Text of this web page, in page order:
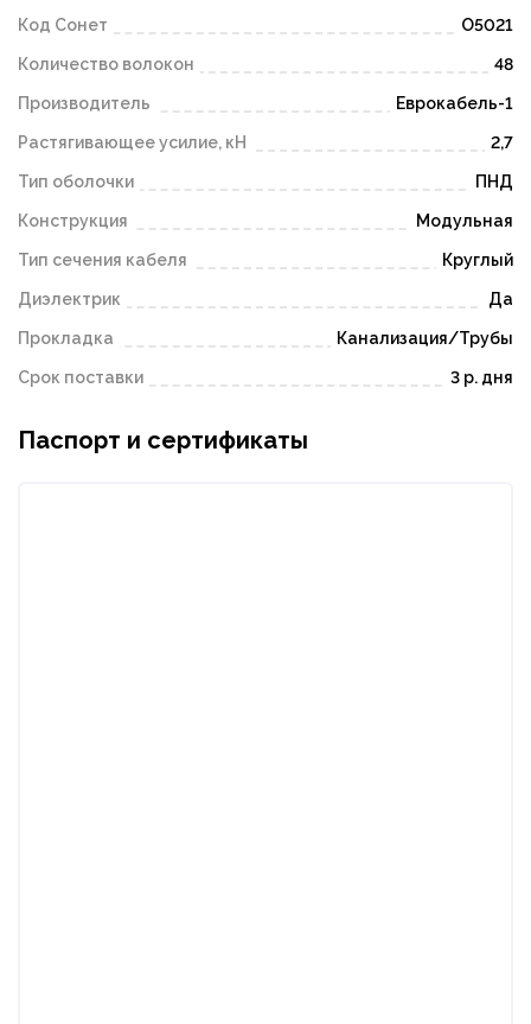
Код Сонет O5021
Количество волокон 48
Производитель Еврокабель-1
Растягивающее усилие, кН 2,7
Тип оболочки ПНД
Конструкция Модульная
Тип сечения кабеля Круглый
Диэлектрик Да
Прокладка Канализация/Трубы
Срок поставки 3 р. дня
Паспорт и сертификаты